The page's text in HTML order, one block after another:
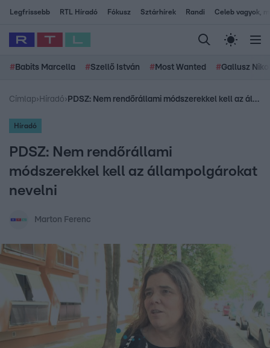
Legfrissebb RTL Híradó Fókusz Sztárhírek Randi Celeb vagyok,
# Babits Marcella #Szellő István # Most Wanted #Gallusz
Címlap› Híradó› PDSZ: Nem rendőrállami módszerekkel kell az állampolgárokat nevelni
Híradó
PDSZ: Nem rendőrállami
módszerekkel kell az állampolgárokat
nevelni
Marton Ferenc